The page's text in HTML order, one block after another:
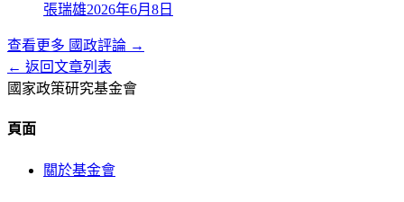
張瑞雄2026年6月8日
查看更多 國政評論 →
← 返回文章列表
國家政策研究基金會
頁面
關於基金會